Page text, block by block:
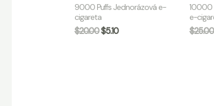
9000 Puffs Jednorázová e-
cigareta
$20.00$5.10
10000
e-
$25.00